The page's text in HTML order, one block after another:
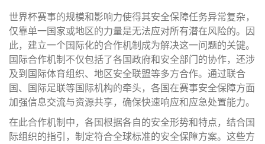
世界杯赛事的规模和影响力使得其安全保障任务异常复杂，
仅靠单一国家或地区的力量是无法应对所有潜在风险的。因
此，建立一个国际化的合作机制成为解决这一问题的关键。
国际合作机制不仅包括了各国政府和安全部门的协作，还涉
及到国际体育组织、地区安全联盟等多方合作。通过联合
国、国际足联等国际机构的牵头，各国在赛事安全保障方面
加强信息交流与资源共享，确保快速响应和应急处置能力。
在此合作机制中，各国根据各自的安全形势和特点，结合国
际组织的指引，制定符合全球标准的安全保障方案。这些方